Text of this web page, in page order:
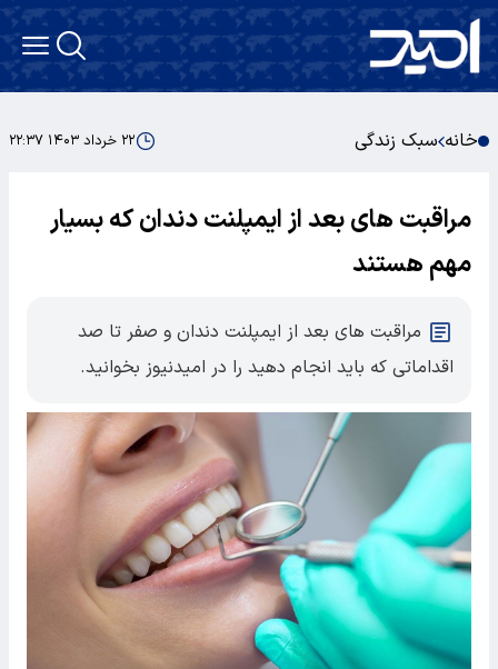
خانه سبک زندگی ۲۲ خرداد ۱۴۰۳ ۲۲:۳۷
مراقبت های بعد از ایمپلنت دندان که بسیار
مهم هستند
مراقبت های بعد از ایمپلنت دندان و صفر تا صد
اقداماتی که باید انجام دهید را در امیدنیوز بخوانید.